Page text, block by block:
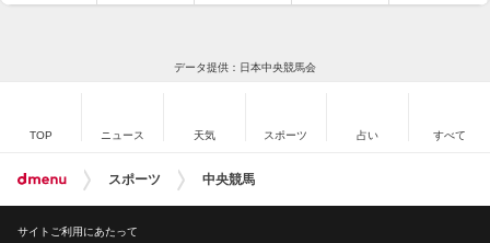
データ提供：日本中央競馬会
TOP ニュース 天気 スポーツ 占い すべて
スポーツ 中央競馬
サイトご利用にあたって